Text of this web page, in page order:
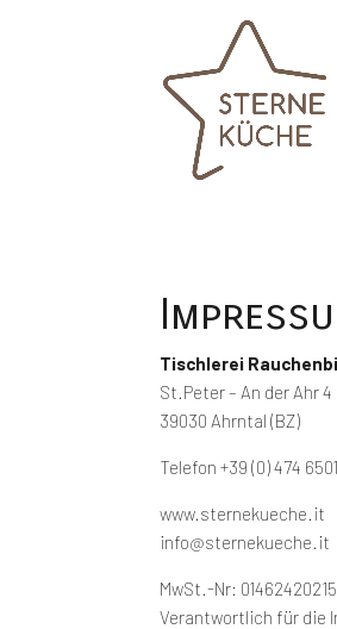
Tischlerei
St.Peter – An der Ahr 4
39030 Ahrntal (BZ)
Telefon +39 (0) 474
www.sternekueche.it
info@sternekueche.it
MwSt.-Nr: 01462420215
Verantwortlich für die